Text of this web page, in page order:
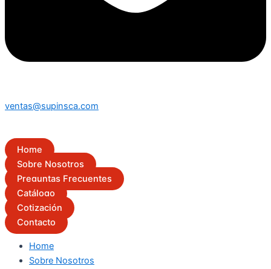
ventas@supinsca.com
Home
Sobre Nosotros
Preguntas Frecuentes
Catálogo
Cotización
Contacto
Home
Sobre Nosotros